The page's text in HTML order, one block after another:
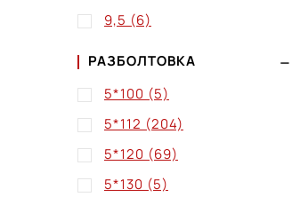
9,5 (6)
РАЗБОЛТОВКА
5*100 (5)
5*112 (204)
5*120 (69)
5*130 (5)